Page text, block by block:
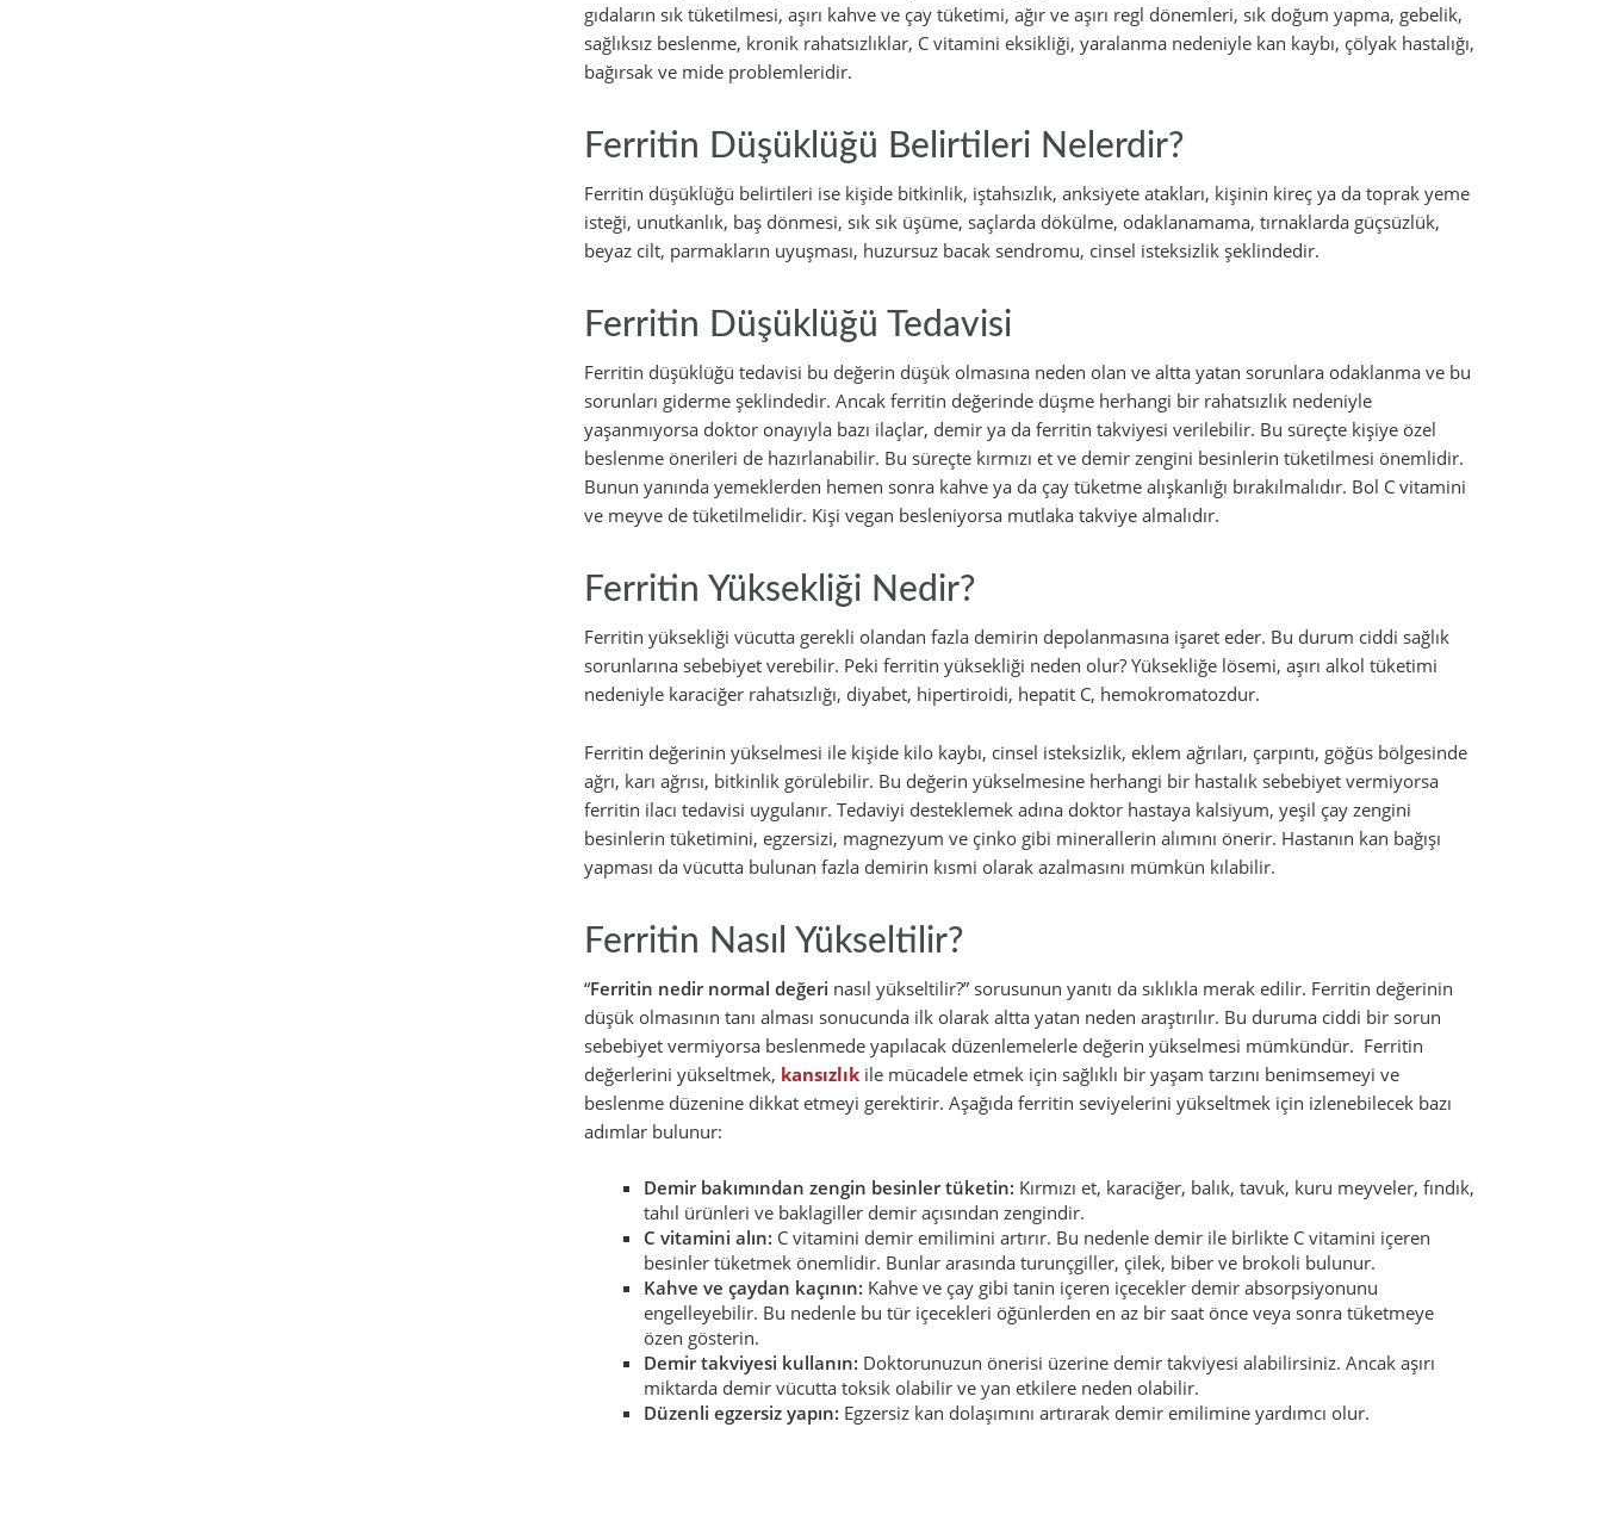
gıdaların sık tüketilmesi, aşırı kahve ve çay tüketimi, ağır ve aşırı regl dönemleri, sık doğum yapma, gebelik,
sağlıksız beslenme, kronik rahatsızlıklar, C vitamini eksikliği, yaralanma nedeniyle kan kaybı, çölyak hastalığı,
bağırsak ve mide problemleridir.
Ferritin Düşüklüğü Belirtileri Nelerdir?
Ferritin düşüklüğü belirtileri ise kişide bitkinlik, iştahsızlık, anksiyete atakları, kişinin kireç ya da toprak yeme
isteği, unutkanlık, baş dönmesi, sık sık üşüme, saçlarda dökülme, odaklanamama, tırnaklarda güçsüzlük,
beyaz cilt, parmakların uyuşması, huzursuz bacak sendromu, cinsel isteksizlik şeklindedir.
Ferritin Düşüklüğü Tedavisi
Ferritin düşüklüğü tedavisi bu değerin düşük olmasına neden olan ve altta yatan sorunlara odaklanma ve bu
sorunları giderme şeklindedir. Ancak ferritin değerinde düşme herhangi bir rahatsızlık nedeniyle
yaşanmıyorsa doktor onayıyla bazı ilaçlar, demir ya da ferritin takviyesi verilebilir. Bu süreçte kişiye özel
beslenme önerileri de hazırlanabilir. Bu süreçte kırmızı et ve demir zengini besinlerin tüketilmesi önemlidir.
Bunun yanında yemeklerden hemen sonra kahve ya da çay tüketme alışkanlığı bırakılmalıdır. Bol C vitamini
ve meyve de tüketilmelidir. Kişi vegan besleniyorsa mutlaka takviye almalıdır.
Ferritin Yüksekliği Nedir?
Ferritin yüksekliği vücutta gerekli olandan fazla demirin depolanmasına işaret eder. Bu durum ciddi sağlık
sorunlarına sebebiyet verebilir. Peki ferritin yüksekliği neden olur? Yüksekliğe lösemi, aşırı alkol tüketimi
nedeniyle karaciğer rahatsızlığı, diyabet, hipertiroidi, hepatit C, hemokromatozdur.
Ferritin değerinin yükselmesi ile kişide kilo kaybı, cinsel isteksizlik, eklem ağrıları, çarpıntı, göğüs bölgesinde
ağrı, karı ağrısı, bitkinlik görülebilir. Bu değerin yükselmesine herhangi bir hastalık sebebiyet vermiyorsa
ferritin ilacı tedavisi uygulanır. Tedaviyi desteklemek adına doktor hastaya kalsiyum, yeşil çay zengini
besinlerin tüketimini, egzersizi, magnezyum ve çinko gibi minerallerin alımını önerir. Hastanın kan bağışı
yapması da vücutta bulunan fazla demirin kısmi olarak azalmasını mümkün kılabilir.
Ferritin Nasıl Yükseltilir?
“Ferritin nedir normal değeri nasıl yükseltilir?” sorusunun yanıtı da sıklıkla merak edilir. Ferritin değerinin
düşük olmasının tanı alması sonucunda ilk olarak altta yatan neden araştırılır. Bu duruma ciddi bir sorun
sebebiyet vermiyorsa beslenmede yapılacak düzenlemelerle değerin yükselmesi mümkündür. Ferritin
değerlerini yükseltmek, kansızlık ile mücadele etmek için sağlıklı bir yaşam tarzını benimsemeyi ve
beslenme düzenine dikkat etmeyi gerektirir. Aşağıda ferritin seviyelerini yükseltmek için izlenebilecek bazı
adımlar bulunur:
Demir bakımından zengin besinler tüketin: Kırmızı et, karaciğer, balık, tavuk, kuru meyveler, fındık,
tahıl ürünleri ve baklagiller demir açısından zengindir.
C vitamini alın: C vitamini demir emilimini artırır. Bu nedenle demir ile birlikte C vitamini içeren
besinler tüketmek önemlidir. Bunlar arasında turunçgiller, çilek, biber ve brokoli bulunur.
Kahve ve çaydan kaçının: Kahve ve çay gibi tanin içeren içecekler demir absorpsiyonunu
engelleyebilir. Bu nedenle bu tür içecekleri öğünlerden en az bir saat önce veya sonra tüketmeye
özen gösterin.
Demir takviyesi kullanın: Doktorunuzun önerisi üzerine demir takviyesi alabilirsiniz. Ancak aşırı
miktarda demir vücutta toksik olabilir ve yan etkilere neden olabilir.
Düzenli egzersiz yapın: Egzersiz kan dolaşımını artırarak demir emilimine yardımcı olur.